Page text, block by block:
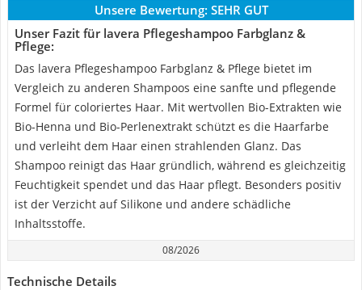
Unsere Bewertung: SEHR GUT
Unser Fazit für lavera Pflegeshampoo Farbglanz &
Pflege:
Das lavera Pflegeshampoo Farbglanz & Pflege bietet im
Vergleich zu anderen Shampoos eine sanfte und pflegende
Formel für coloriertes Haar. Mit wertvollen Bio-Extrakten wie
Bio-Henna und Bio-Perlenextrakt schützt es die Haarfarbe
und verleiht dem Haar einen strahlenden Glanz. Das
Shampoo reinigt das Haar gründlich, während es gleichzeitig
Feuchtigkeit spendet und das Haar pflegt. Besonders positiv
ist der Verzicht auf Silikone und andere schädliche
Inhaltsstoffe.
08/2026
Technische Details